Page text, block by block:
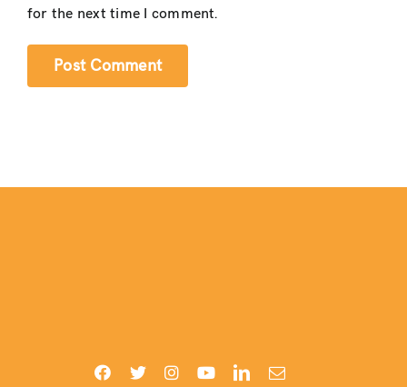
for the next time I comment.